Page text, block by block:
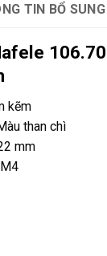
TIN BỔ SUNG
kẽm
than chì
mm